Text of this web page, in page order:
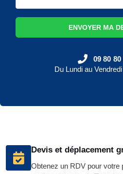
Devis et déplacement
Obtenez un RDV pour votre
ENVOYER MA
09 80 80
Du Lundi au